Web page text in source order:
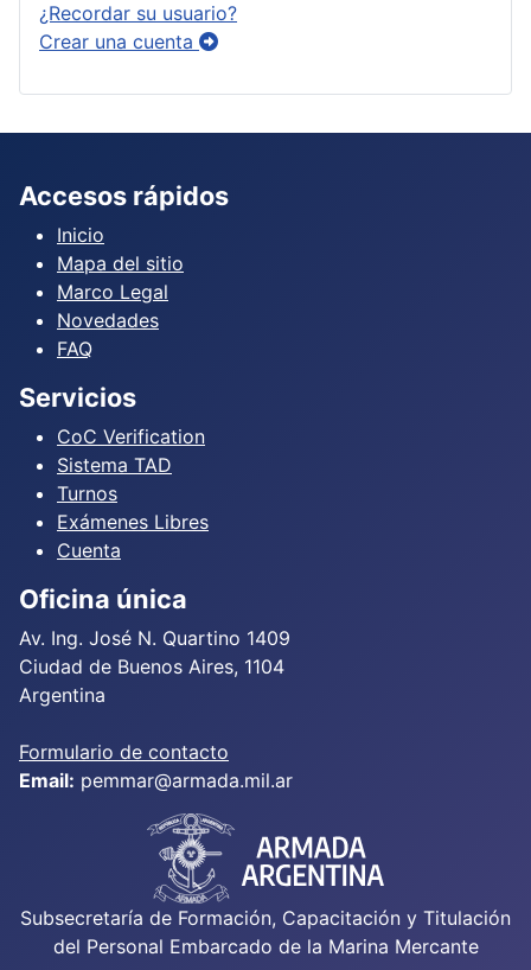
¿Recordar su usuario?
Crear una cuenta
Accesos rápidos
Inicio
Mapa del sitio
Marco Legal
Novedades
FAQ
Servicios
CoC Verification
Sistema TAD
Turnos
Exámenes Libres
Cuenta
Oficina única
Av. Ing. José N. Quartino 1409
Ciudad de Buenos Aires, 1104
Argentina
Formulario de contacto
Email: pemmar@armada.mil.ar
Subsecretaría de Formación, Capacitación y Titulación
del Personal Embarcado de la Marina Mercante